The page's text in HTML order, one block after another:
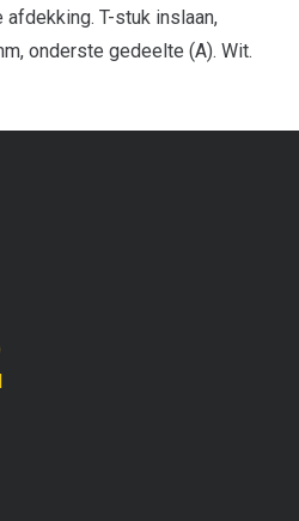
afdekking. T-stuk inslaan,
onderste gedeelte (A). Wit.